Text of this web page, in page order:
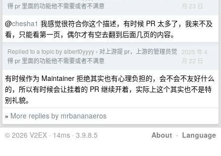
得 pr 里面的功能他不需要或者不满意
月 23 日
@chesha1 我感觉很符合你这个描述，有时候 PR 太多了，我来不及
看，只能看第一页，偶尔才有空去翻到后面几页的内容。
Replied to a topic by albert0yyyy › 对上游提 pr，上游的管理员觉
得 pr 里面的功能他不需要或者不满意
2025 年 4
月 22 日
有时候作为 Maintainer 拒绝其实也有心理负担的，会不会不友好什么
的，所以有时候会让挂着的 PR 继续开着，实际上这个其实也不是特
别礼貌。
» More replies by mrbananaeros
About · Language
© 2026 V2EX · 14ms · 3.9.8.5